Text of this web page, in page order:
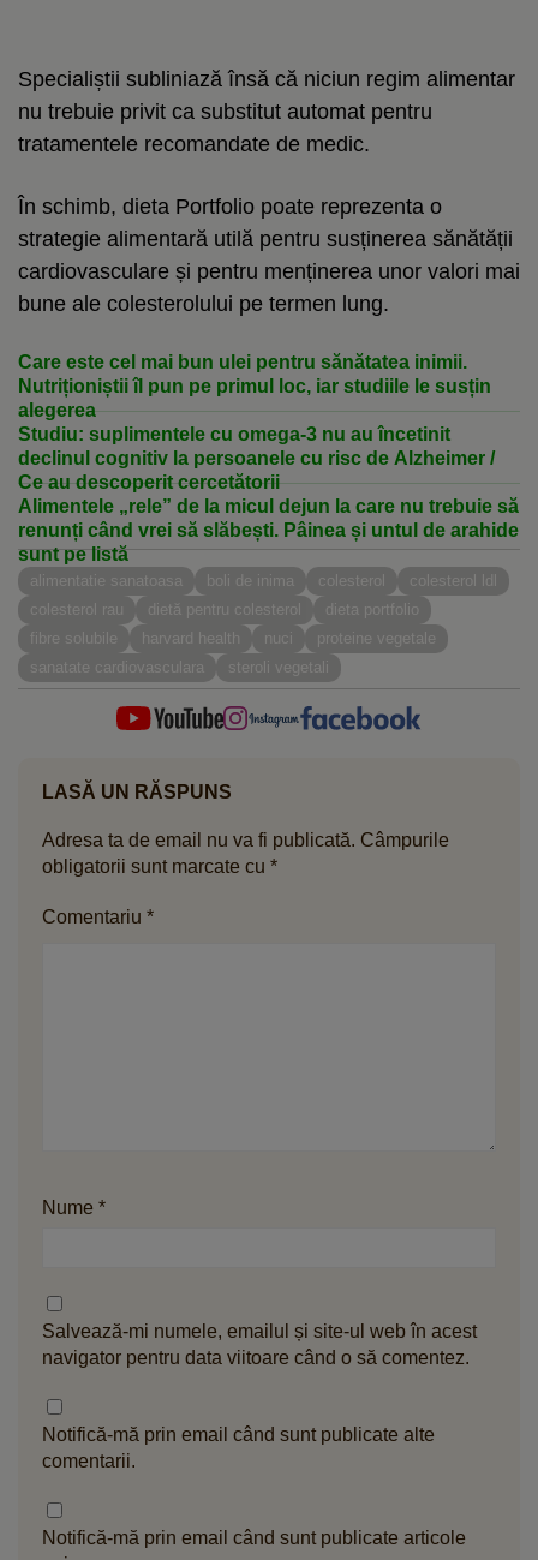
Specialiștii subliniază însă că niciun regim alimentar
nu trebuie privit ca substitut automat pentru
tratamentele recomandate de medic.
În schimb, dieta Portfolio poate reprezenta o
strategie alimentară utilă pentru susținerea sănătății
cardiovasculare și pentru menținerea unor valori mai
bune ale colesterolului pe termen lung.
Care este cel mai bun ulei pentru sănătatea inimii.
Nutriționiștii îl pun pe primul loc, iar studiile le susțin
alegerea
Studiu: suplimentele cu omega-3 nu au încetinit
declinul cognitiv la persoanele cu risc de Alzheimer /
Ce au descoperit cercetătorii
Alimentele „rele” de la micul dejun la care nu trebuie să
renunți când vrei să slăbești. Pâinea și untul de arahide
sunt pe listă
alimentatie sanatoasa boli de inima colesterol
colesterol ldl
colesterol rau
dietă pentru colesterol
dieta portfolio
fibre solubile
harvard health nuci
proteine vegetale
sanatate cardiovasculara
steroli vegetali
LASĂ UN RĂSPUNS
Adresa ta de email nu va fi publicată. Câmpurile
obligatorii sunt marcate cu *
Comentariu *
Nume *
Salvează-mi numele, emailul și site-ul web în acest
navigator pentru data viitoare când o să comentez.
Notifică-mă prin email când sunt publicate alte
comentarii.
Notifică-mă prin email când sunt publicate articole